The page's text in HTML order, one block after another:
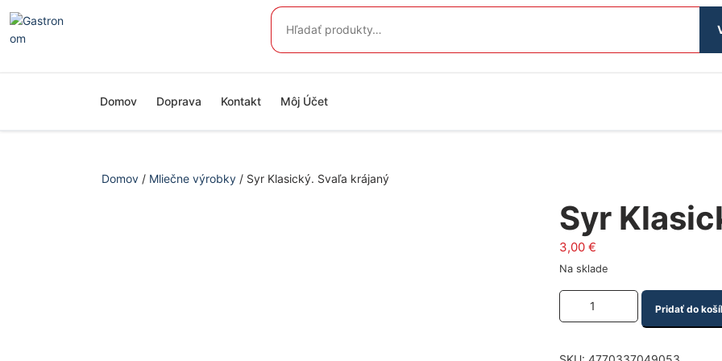
na
obsah
Hľadať:
Domov Doprava Kontakt Môj Účet
Domov / Mliečne výrobky / Syr Klasický. Svaľa krájaný
Syr
3,00 €
Na sklade
Množstvo produktu
Pridať do